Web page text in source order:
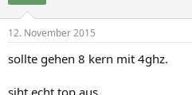
12. November 2015
sollte gehen 8 kern mit 4ghz.
siht echt top aus.